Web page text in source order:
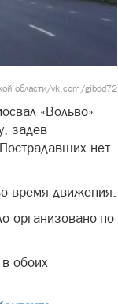
области/vk.com/gibdd72
«Вольво»
задев
нет.
время движения.
организовано по
обоих